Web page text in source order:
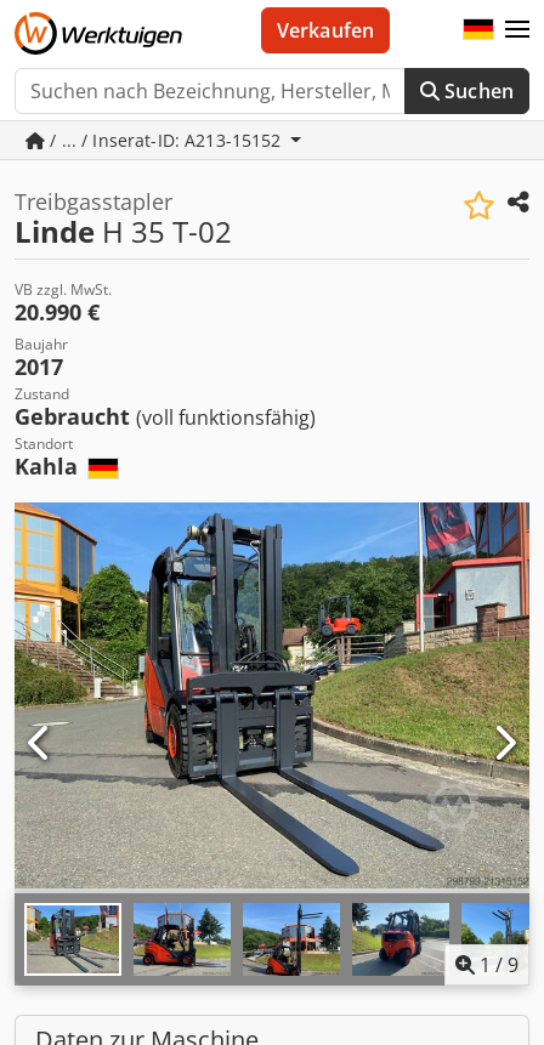
Suchen
Verkaufen
/ ... / Inserat-ID: A213-15152
Treibgasstapler
Linde H 35 T-02
VB zzgl. MwSt.
20.990 €
Baujahr
2017
Zustand
Gebraucht (voll funktionsfähig)
Standort
Kahla
1 /9